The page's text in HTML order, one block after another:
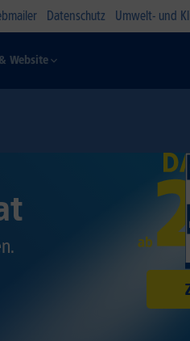
Datenschutz Umwelt- und
Website